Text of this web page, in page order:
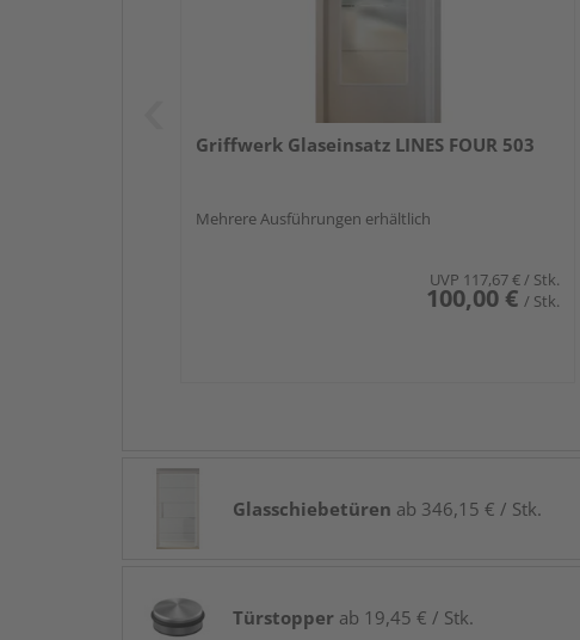
Griffwerk Glaseinsatz LINES FOUR 503
Mehrere Ausführungen erhältlich
UVP 117,67 € / Stk.
100,00 € / Stk.
Glasschiebetüren ab 346,15 € / Stk.
Türstopper ab 19,45 € / Stk.